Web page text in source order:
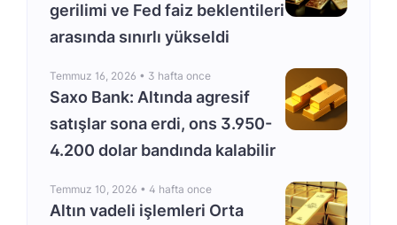
gerilimi ve Fed faiz beklentileri
arasında sınırlı yükseldi
Temmuz 16, 2026 • 3 hafta once
Saxo Bank: Altında agresif
satışlar sona erdi, ons 3.950-
4.200 dolar bandında kalabilir
Temmuz 10, 2026 • 4 hafta once
Altın vadeli işlemleri Orta